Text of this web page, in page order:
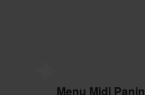
Menu Midi